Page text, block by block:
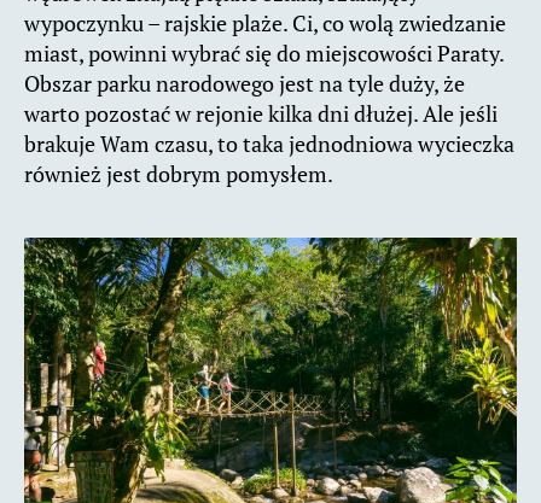
wypoczynku – rajskie plaże. Ci, co wolą zwiedzanie
miast, powinni wybrać się do miejscowości Paraty.
Obszar parku narodowego jest na tyle duży, że
warto pozostać w rejonie kilka dni dłużej. Ale jeśli
brakuje Wam czasu, to taka jednodniowa wycieczka
również jest dobrym pomysłem.